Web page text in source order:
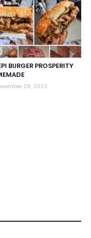
BURGER PROSPERITY
29, 2023